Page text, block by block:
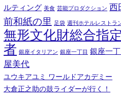
ルティング 美食 芸能プロダクション 西
前和紙の里 足袋 週刊ホテルレストラ
無形文化財総合指
者 銀座イタリアン 銀座一丁目 銀座一
屋美代
ユウキアユミ ワールドアカデミー
大倉正之助の鼓ライダーが行く！